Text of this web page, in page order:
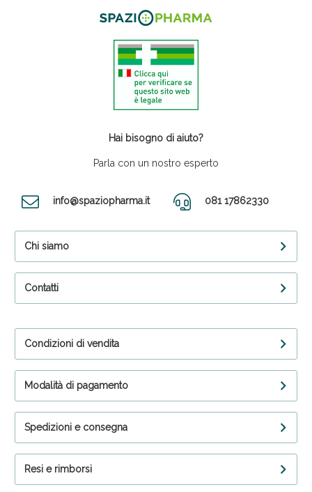
Hai bisogno di aiuto?
Parla con un nostro esperto
info@spaziopharma.it 081 17862330
Chi siamo
Contatti
Condizioni di vendita
Modalità di pagamento
Spedizioni e consegna
Resi e rimborsi